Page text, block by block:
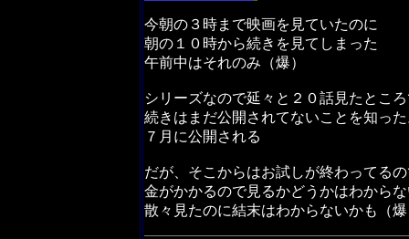
今朝の３時まで映画を見ていたのに
朝の１０時から続きを見てしまった
午前中はそれのみ（爆）
シリーズなので延々と２０話見たとこ
続きはまだ公開されてないことを知っ
７月に公開される
だが、そこからはお試しが終わってる
金がかかるので見るかどうかはわから
散々見たのに結末はわからないかも（